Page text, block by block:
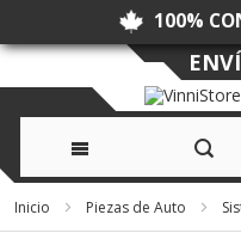
SIN
Inicio Piezas de Auto